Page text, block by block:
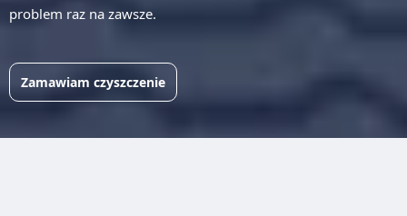
problem raz na zawsze.
Zamawiam czyszczenie